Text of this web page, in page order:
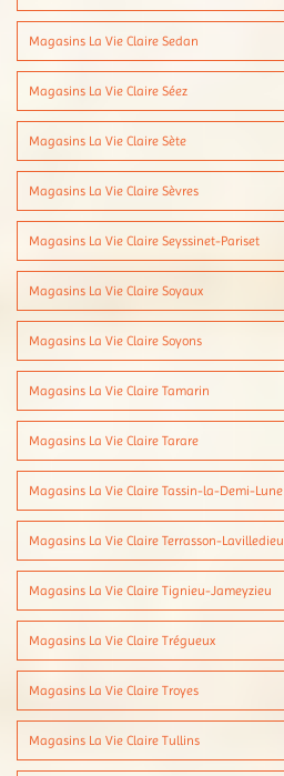
Magasins La Vie Claire Sedan
Magasins La Vie Claire Séez
Magasins La Vie Claire Sète
Magasins La Vie Claire Sèvres
Magasins La Vie Claire Seyssinet-Pariset
Magasins La Vie Claire Soyaux
Magasins La Vie Claire Soyons
Magasins La Vie Claire Tamarin
Magasins La Vie Claire Tarare
Magasins La Vie Claire Tassin-la-Demi-Lune
Magasins La Vie Claire Terrasson-Lavilledieu
Magasins La Vie Claire Tignieu-Jameyzieu
Magasins La Vie Claire Trégueux
Magasins La Vie Claire Troyes
Magasins La Vie Claire Tullins